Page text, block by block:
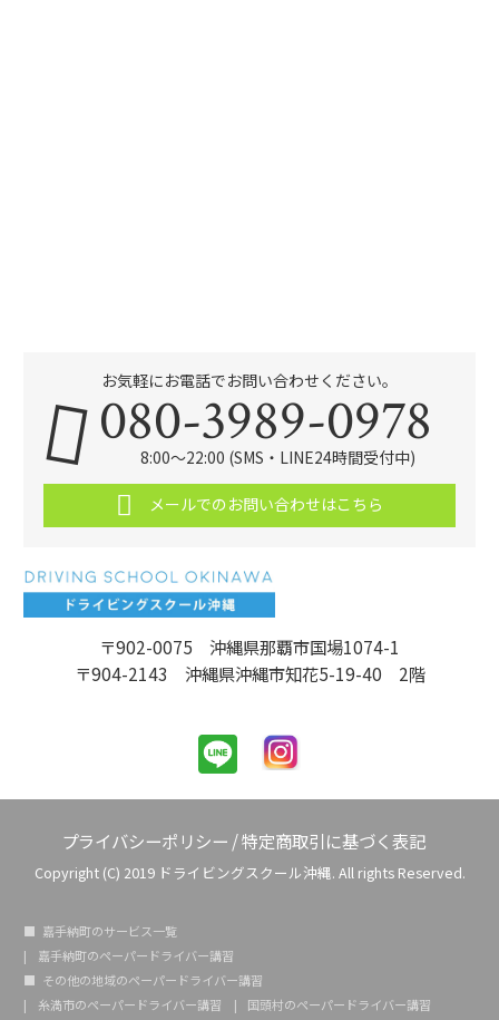
〒902-0075 沖縄県那覇市国場1074-1
〒904-2143 沖縄県沖縄市知花5-19-40 2階
お気軽にお電話でお問い合わせください。
080-3989-0978
8:00～22:00 (SMS・LINE24時間受付中)
メールでのお問い合わせはこちら
プライバシーポリシー /特定商取引に基づく表記
Copyright (C) 2019 ドライビングスクール沖縄. All rights Reserved.
嘉手納町のサービス一覧
嘉手納町のペーパードライバー講習
その他の地域のペーパードライバー講習
糸満市のペーパードライバー講習
国頭村のペーパードライバー講習